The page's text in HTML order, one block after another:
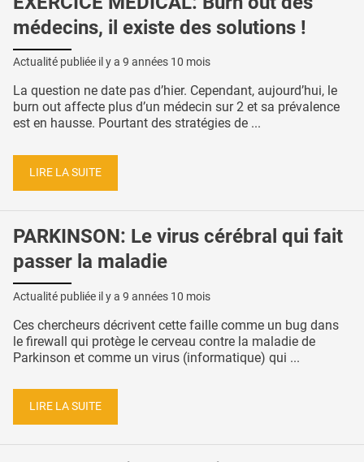
médecins, il existe des solutions !
Actualité publiée il y a 9 années 10 mois
La question ne date pas d’hier. Cependant, aujourd’hui, le
burn out affecte plus d’un médecin sur 2 et sa prévalence
est en hausse. Pourtant des stratégies de ...
LIRE LA SUITE
PARKINSON: Le virus cérébral qui fait
passer la maladie
Actualité publiée il y a 9 années 10 mois
Ces chercheurs décrivent cette faille comme un bug dans
le firewall qui protège le cerveau contre la maladie de
Parkinson et comme un virus (informatique) qui ...
LIRE LA SUITE